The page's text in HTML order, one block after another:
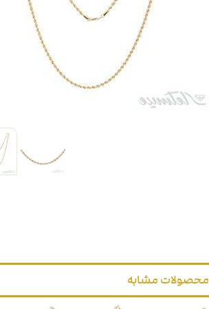
محصولات مشابه